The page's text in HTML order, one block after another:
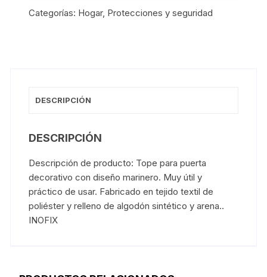
Categorías: Hogar, Protecciones y seguridad
DESCRIPCIÓN
DESCRIPCIÓN
Descripción de producto: Tope para puerta
decorativo con diseño marinero. Muy útil y
práctico de usar. Fabricado en tejido textil de
poliéster y relleno de algodón sintético y arena..
INOFIX